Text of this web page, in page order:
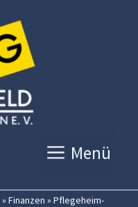
Menü
» Finanzen » Pflegeheim-